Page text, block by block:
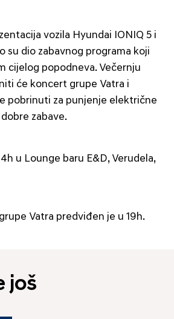
vozila Hyundai IONIQ 5 i
su dio zabavnog programa koji
cijelog popodneva. Večernju
će koncert grupe Vatra i
pobrinuti za punjenje električne
zabave.
u Lounge baru E&D, Verudela,
Vatra predviđen je u 19h.
još